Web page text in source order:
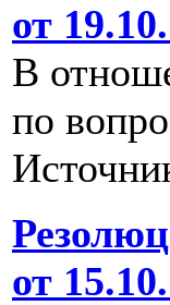
от
В
по
от